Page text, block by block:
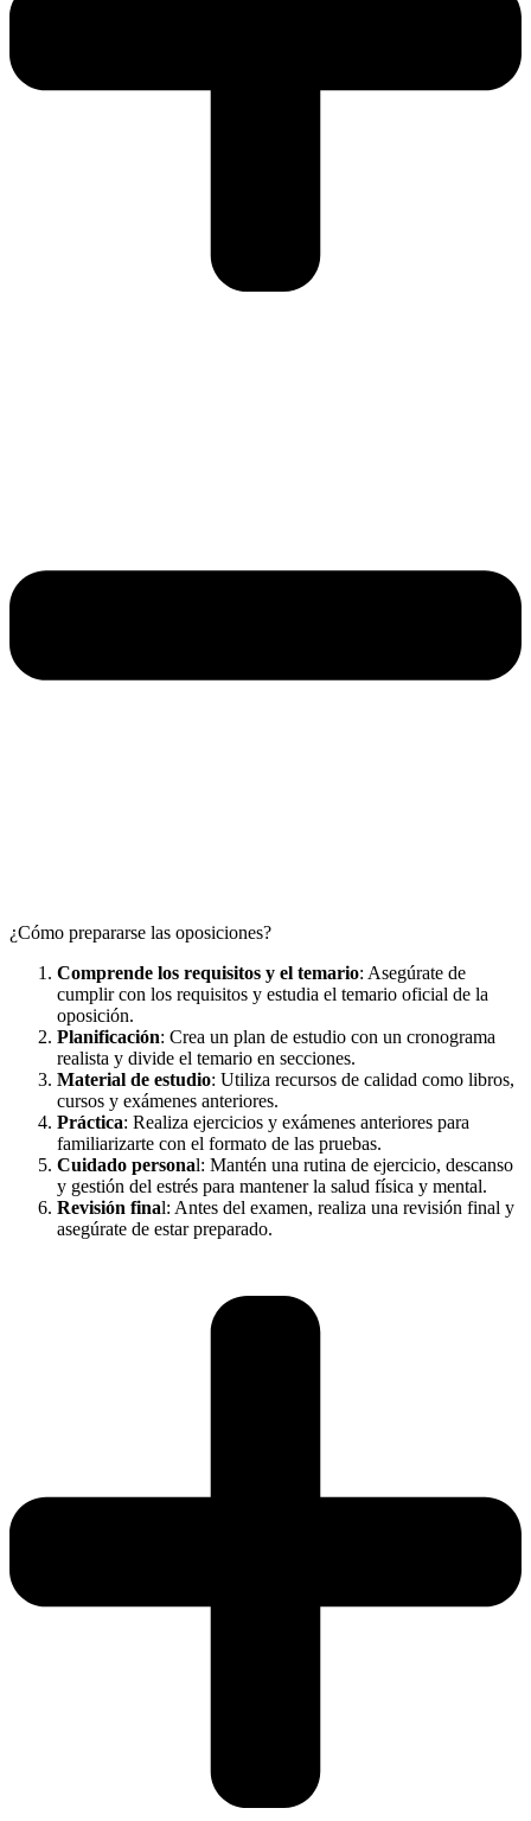
¿Cómo prepararse las oposiciones?
Comprende los requisitos y el temario: Asegúrate de
cumplir con los requisitos y estudia el temario oficial de la
oposición.
Planificación: Crea un plan de estudio con un cronograma
realista y divide el temario en secciones.
Material de estudio: Utiliza recursos de calidad como libros,
cursos y exámenes anteriores.
Práctica: Realiza ejercicios y exámenes anteriores para
familiarizarte con el formato de las pruebas.
Cuidado personal: Mantén una rutina de ejercicio, descanso
y gestión del estrés para mantener la salud física y mental.
Revisión final: Antes del examen, realiza una revisión final y
asegúrate de estar preparado.